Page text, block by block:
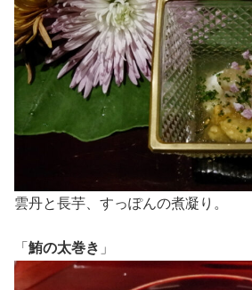
雲丹と長芋、すっぽんの煮凝り。
「 鮪の太巻き 」